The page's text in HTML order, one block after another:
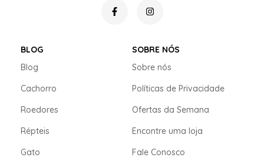
BLOG
Blog
Cachorro
Roedores
Répteis
Gato
SOBRE NÓS
Sobre nós
Políticas de Privacidade
Ofertas da Semana
Encontre uma loja
Fale Conosco